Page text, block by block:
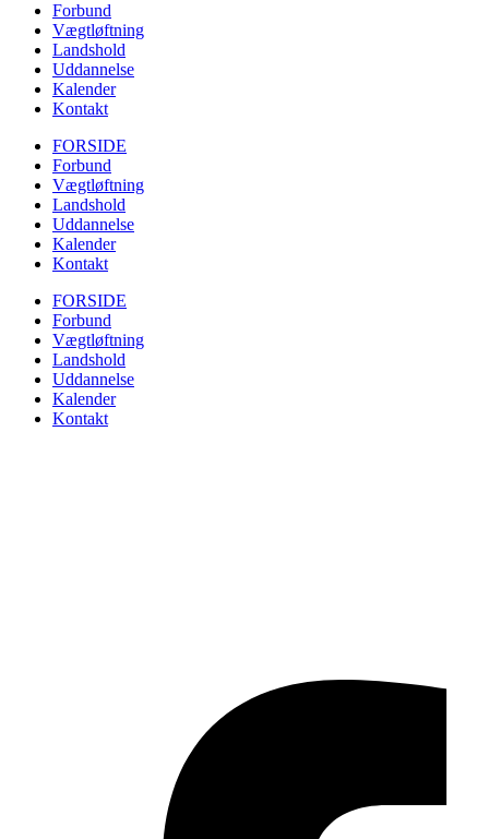
Forbund
Vægtløftning
Landshold
Uddannelse
Kalender
Kontakt
FORSIDE
Forbund
Vægtløftning
Landshold
Uddannelse
Kalender
Kontakt
FORSIDE
Forbund
Vægtløftning
Landshold
Uddannelse
Kalender
Kontakt